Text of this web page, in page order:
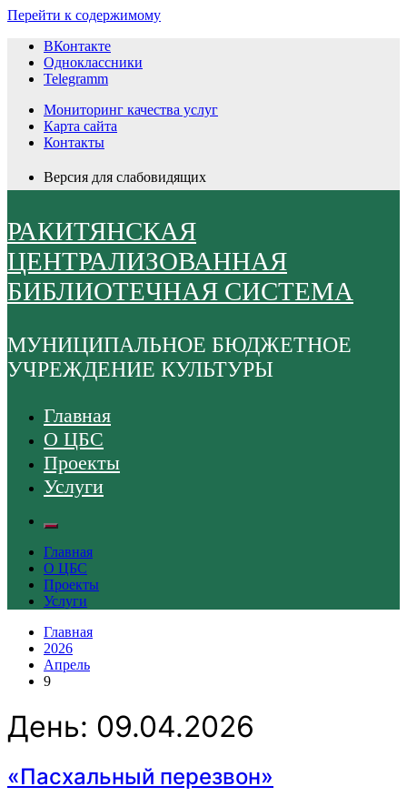
Перейти к содержимому
ВКонтакте
Одноклассники
Telegramm
Мониторинг качества услуг
Карта сайта
Контакты
Версия для слабовидящих
РАКИТЯНСКАЯ
ЦЕНТРАЛИЗОВАННАЯ
БИБЛИОТЕЧНАЯ СИСТЕМА
МУНИЦИПАЛЬНОЕ БЮДЖЕТНОЕ
УЧРЕЖДЕНИЕ КУЛЬТУРЫ
Главная
О ЦБС
Проекты
Услуги
Главная
О ЦБС
Проекты
Услуги
Главная
2026
Апрель
9
День: 09.04.2026
«Пасхальный перезвон»